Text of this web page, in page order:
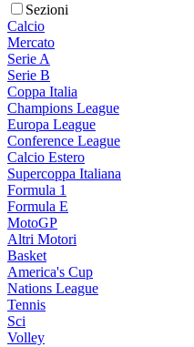
Sezioni
Calcio
Mercato
Serie A
Serie B
Coppa Italia
Champions League
Europa League
Conference League
Calcio Estero
Supercoppa Italiana
Formula 1
Formula E
MotoGP
Altri Motori
Basket
America's Cup
Nations League
Tennis
Sci
Volley